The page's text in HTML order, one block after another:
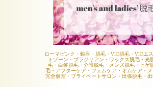
ローマピンク・銀座・脱毛・VIO脱毛・VIOエ
トゾーン・ブラジリアン・ワックス脱毛・光
毛・白髪脱毛・介護脱毛・メンズ脱毛・ヒゲ
毛・アフターケア・フェムケア・オムケア・メ
完全個室・プライベートサロン・出張脱毛・